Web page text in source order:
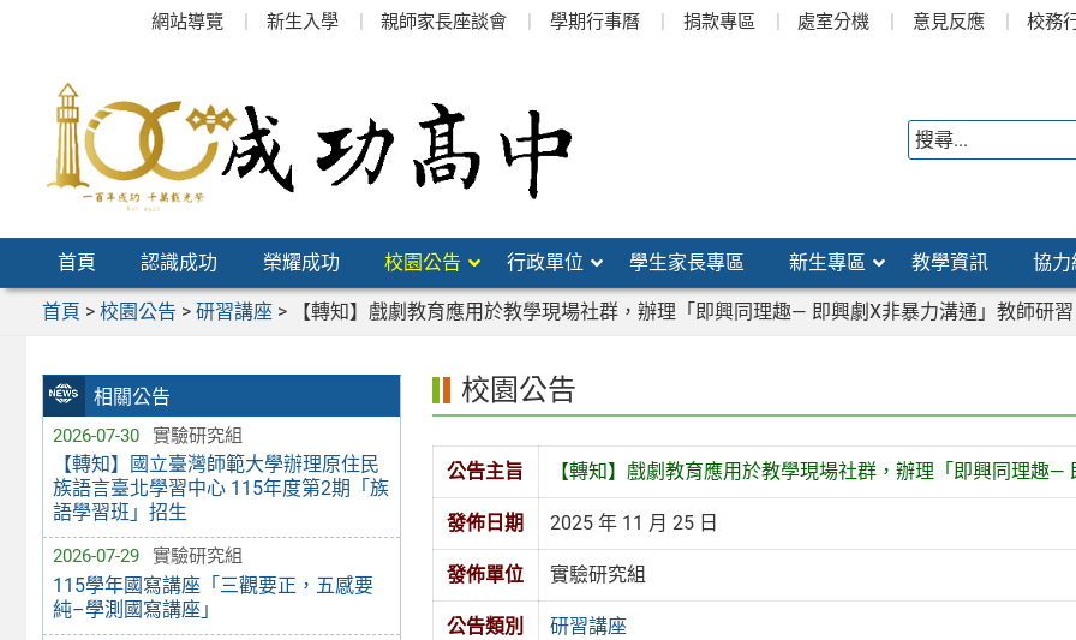
網站導覽 新生入學 親師家長座談會 學期行事曆 捐款專區 處室分機 意見反應 校務
首頁 認識成功 榮耀成功 校園公告 行政單位 學生家長專區 新生專區 教學資訊 協力
首頁 > 校園公告 > 研習講座> 【轉知】戲劇教育應用於教學現場社群，辦理「即興同理趣— 即興劇X非暴力溝通」教師研習
相關公告
2026-07-30 實驗研究組
【轉知】國立臺灣師範大學辦理原住民
族語言臺北學習中心 115年度第2期「族
語學習班」招生
2026-07-29 實驗研究組
115學年國寫講座「三觀要正，五感要
純–學測國寫講座」
校園公告
公告主旨 【轉知】戲劇教育應用於教學現場社群，辦理「即興同理趣
發佈日期 2025 年 11 月 25 日
發佈單位 實驗研究組
公告類別 研習講座